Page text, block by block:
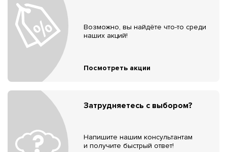
Возможно, вы найдёте что-то среди
наших акций!
Посмотреть акции
Затрудняетесь с выбором?
Напишите нашим консультантам
и получите быстрый ответ!